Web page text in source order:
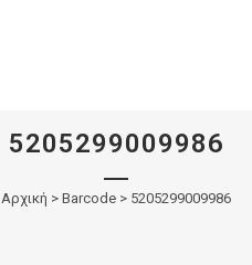
5205299009986
Αρχική > Barcode > 5205299009986